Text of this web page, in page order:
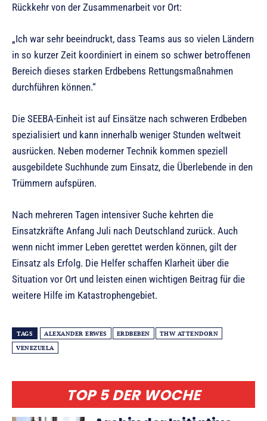
TOP 5 DER WOCHE
Rückkehr von der Zusammenarbeit vor Ort:
„Ich war sehr beeindruckt, dass Teams aus so vielen Ländern
in so kurzer Zeit koordiniert in einem so schwer betroffenen
Bereich dieses starken Erdbebens Rettungsmaßnahmen
durchführen können.“
Die SEEBA-Einheit ist auf Einsätze nach schweren Erdbeben
spezialisiert und kann innerhalb weniger Stunden weltweit
ausrücken. Neben moderner Technik kommen speziell
ausgebildete Suchhunde zum Einsatz, die Überlebende in den
Trümmern aufspüren.
Nach mehreren Tagen intensiver Suche kehrten die
Einsatzkräfte Anfang Juli nach Deutschland zurück. Auch
wenn nicht immer Leben gerettet werden können, gilt der
Einsatz als Erfolg. Die Helfer schaffen Klarheit über die
Situation vor Ort und leisten einen wichtigen Beitrag für die
weitere Hilfe im Katastrophengebiet.
TAGS ALEXANDER ERWES ERDBEBEN
THW ATTENDORN
VENEZUELA